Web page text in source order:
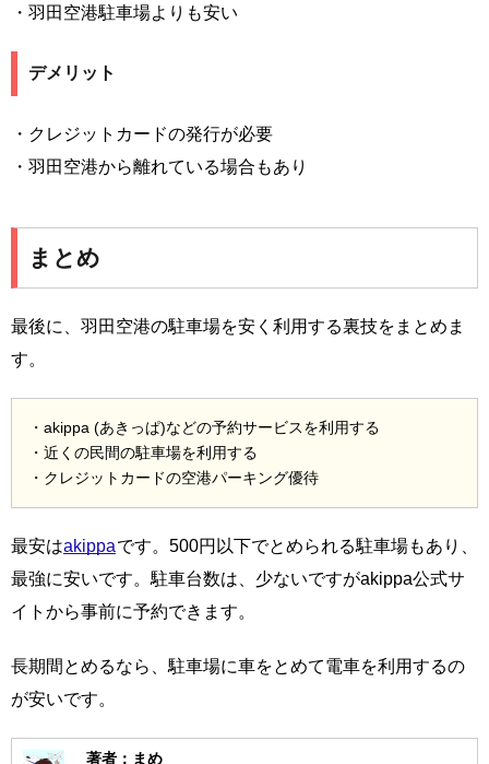
・羽田空港駐車場よりも安い
デメリット
・クレジットカードの発行が必要
・羽田空港から離れている場合もあり
まとめ
最後に、羽田空港の駐車場を安く利用する裏技をまとめま
す。
・akippa (あきっぱ)などの予約サービスを利用する
・近くの民間の駐車場を利用する
・クレジットカードの空港パーキング優待
最安はakippaです。500円以下でとめられる駐車場もあり、
最強に安いです。駐車台数は、少ないですがakippa公式サ
イトから事前に予約できます。
長期間とめるなら、駐車場に車をとめて電車を利用するの
が安いです。
著者：まめ